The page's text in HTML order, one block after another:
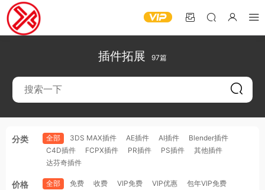
插件拓展 97篇
分类 全部 3DS MAX插件 AE插件 AI插件
Blender插件
C4D插件
FCPX插件 PR插件 PS插件
其他插件
达芬奇插件
价格 全部 免费 收费 VIP免费 VIP优惠
包年VIP免费